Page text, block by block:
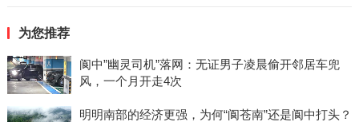
为您推荐
阆中”幽灵司机”落网：无证男子凌晨偷开邻居车兜
风，一个月开走4次
明明南部的经济更强，为何“阆苍南”还是阆中打头？